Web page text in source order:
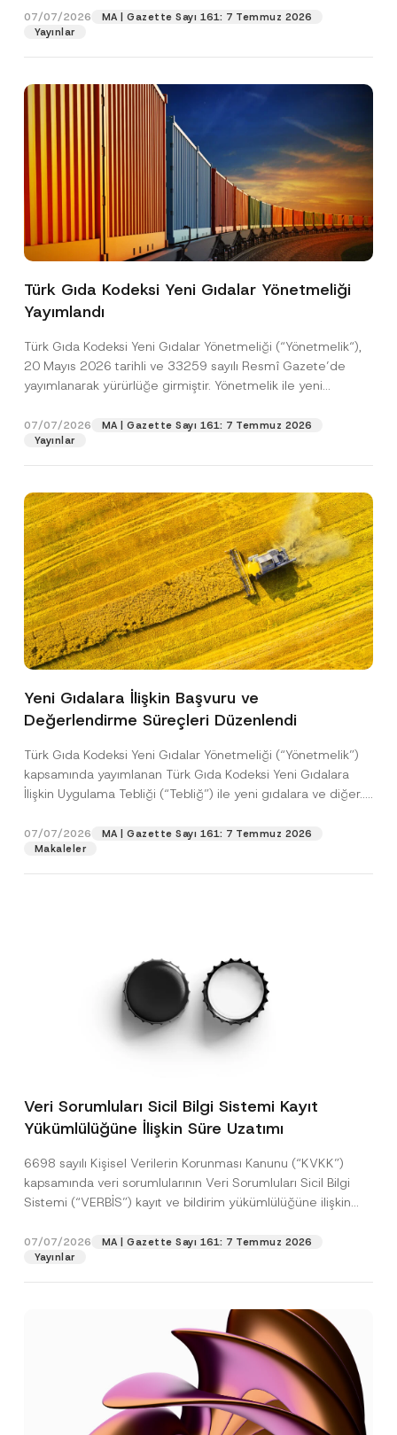
07/07/2026
MA | Gazette Sayı 161: 7 Temmuz 2026
Yayınlar
Türk Gıda Kodeksi Yeni Gıdalar Yönetmeliği
Yayımlandı
Türk Gıda Kodeksi Yeni Gıdalar Yönetmeliği (“Yönetmelik“),
20 Mayıs 2026 tarihli ve 33259 sayılı Resmî Gazete’de
yayımlanarak yürürlüğe girmiştir. Yönetmelik ile yeni
07/07/2026
MA | Gazette Sayı 161: 7 Temmuz 2026
Yayınlar
Yeni Gıdalara İlişkin Başvuru ve
Değerlendirme Süreçleri Düzenlendi
Türk Gıda Kodeksi Yeni Gıdalar Yönetmeliği (“Yönetmelik”)
kapsamında yayımlanan Türk Gıda Kodeksi Yeni Gıdalara
İlişkin Uygulama Tebliği (“Tebliğ”) ile yeni gıdalara ve diğer...
07/07/2026
MA | Gazette Sayı 161: 7 Temmuz 2026
Makaleler
Veri Sorumluları Sicil Bilgi Sistemi Kayıt
Yükümlülüğüne İlişkin Süre Uzatımı
6698 sayılı Kişisel Verilerin Korunması Kanunu (“KVKK”)
kapsamında veri sorumlularının Veri Sorumluları Sicil Bilgi
Sistemi (“VERBİS”) kayıt ve bildirim yükümlülüğüne ilişkin
07/07/2026
MA | Gazette Sayı 161: 7 Temmuz 2026
Yayınlar
*
Pozisyon
E-Posta Adresi
Telefon Numarası
P
i
v
a
c
o
t
c
*
Bu iletişim formu aracılığıyla sağlanan kişisel
anladım.
A
p
o
v
*
Bu iletişim formunu göndererek,aydınlatma
metninde açıklanan şekilde kişisel verilerimin